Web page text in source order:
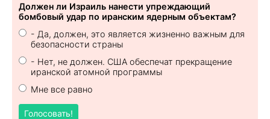
Должен ли Израиль нанести упреждающий
бомбовый удар по иранским ядерным объектам?
- Да, должен, это является жизненно важным для
безопасности страны
- Нет, не должен. США обеспечат прекращение
иранской атомной программы
Мне все равно
Голосовать!